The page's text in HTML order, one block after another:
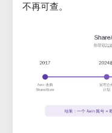
不再可查。